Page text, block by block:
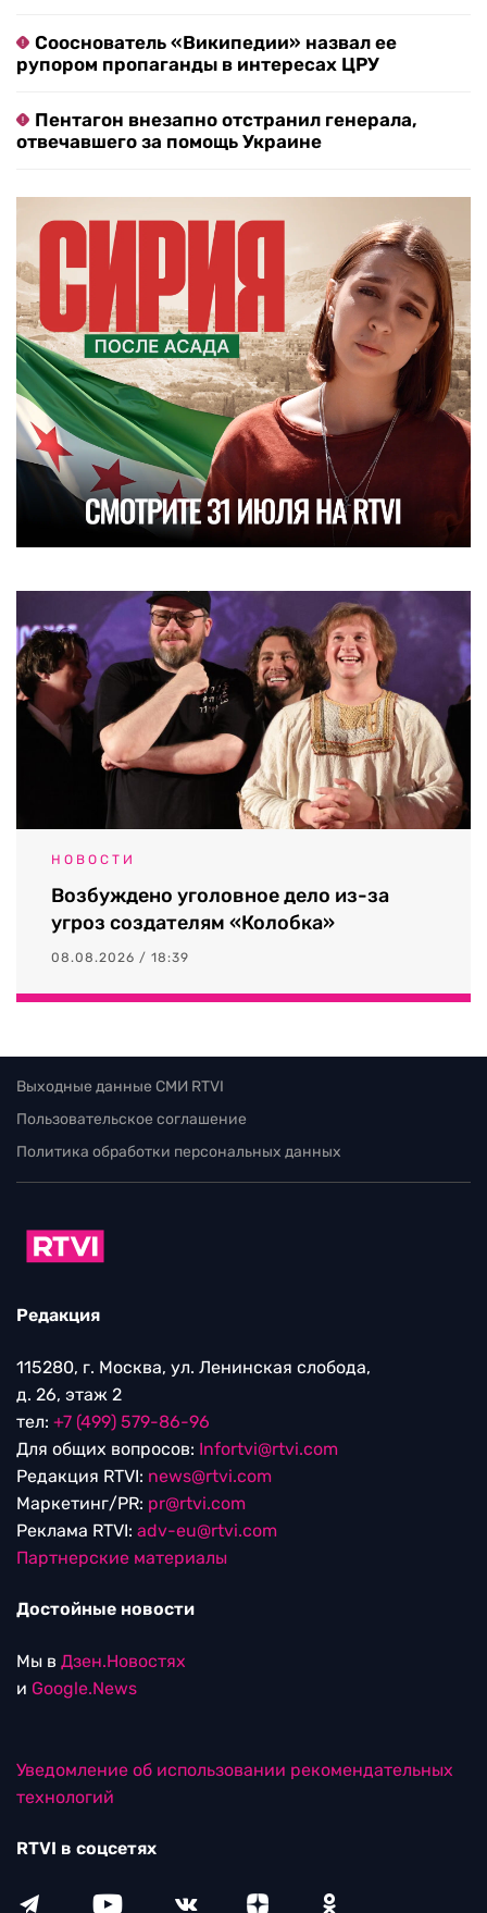
Сооснователь «Википедии» назвал ее
рупором пропаганды в интересах ЦРУ
Пентагон внезапно отстранил генерала,
отвечавшего за помощь Украине
НОВОСТИ
Возбуждено уголовное дело из-за
угроз создателям «Колобка»
08.08.2026 / 18:39
Выходные данные СМИ RTVI
Пользовательское соглашение
Политика обработки персональных данных
Редакция
115280, г. Москва, ул. Ленинская слобода,
д. 26, этаж 2
тел: +7 (499) 579-86-96
Для общих вопросов: Infortvi@rtvi.com
Редакция RTVI: news@rtvi.com
Маркетинг/PR: pr@rtvi.com
Реклама RTVI: adv-eu@rtvi.com
Партнерские материалы
Достойные новости
Мы в Дзен.Новостях
и Google.News
Уведомление об использовании рекомендательных
технологий
RTVI в соцсетях